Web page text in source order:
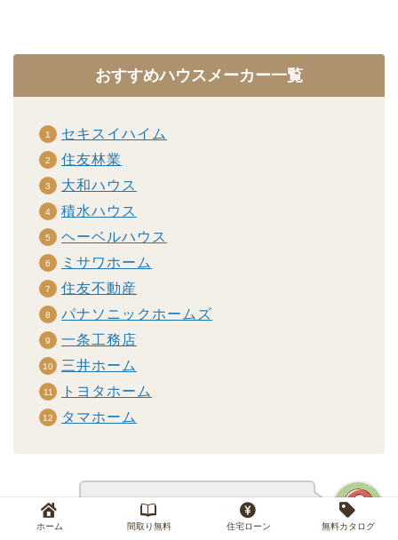
おすすめハウスメーカー一覧
セキスイハイム
住友林業
大和ハウス
積水ハウス
ヘーベルハウス
ミサワホーム
住友不動産
パナソニックホームズ
一条工務店
三井ホーム
トヨタホーム
タマホーム
順にチェックしていきましょう！
ホーム 間取り無料 住宅ローン 無料カタログ